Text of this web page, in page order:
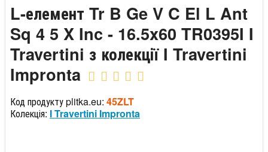
L-елемент Tr B Ge V C El L Ant
Sq 4 5 X Inc - 16.5x60 TR0395I I
Travertini з колекції I Travertini
Impronta
Код продукту plitka.eu: 45ZLT
Колекція: I Travertini Impronta